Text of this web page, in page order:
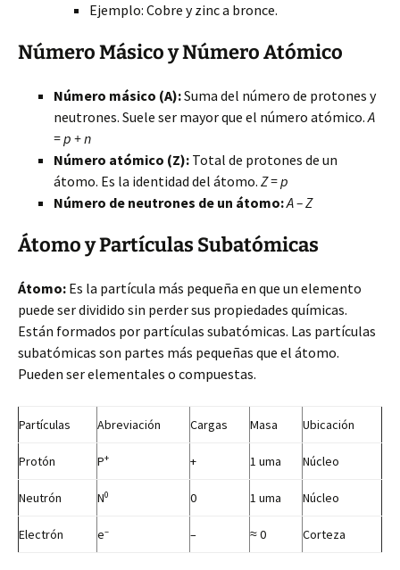
Ejemplo: Cobre y zinc a bronce.
Número Másico y Número Atómico
Número másico (A):Suma del número de protones y
neutrones. Suele ser mayor que el número atómico.A
= p + n
Número atómico (Z): Total de protones de un
átomo. Es la identidad del átomo. Z = p
Número de neutrones de un átomo:A – Z
Átomo y Partículas Subatómicas
Átomo: Es la partícula más pequeña en que un elemento
puede ser dividido sin perder sus propiedades químicas.
Están formados por partículas subatómicas. Las partículas
subatómicas son partes más pequeñas que el átomo.
Pueden ser elementales o compuestas.
Partículas Abreviación Cargas Masa Ubicación
Protón P+ + 1 uma Núcleo
Neutrón N0 0 1 uma Núcleo
Electrón e– – ≈ 0 Corteza